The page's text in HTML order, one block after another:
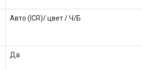
Авто (ICR)/ цвет / Ч/Б
Да